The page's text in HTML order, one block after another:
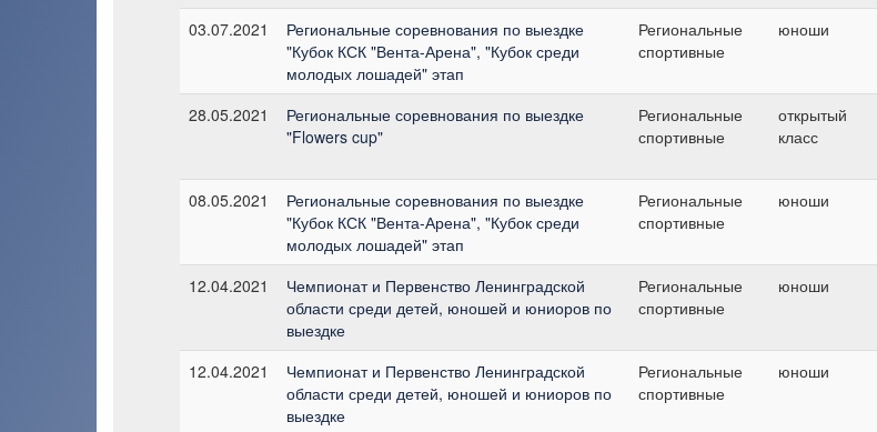
03.07.2021
Региональные соревнования по выездке
"Кубок КСК "Вента-Арена", "Кубок среди
молодых лошадей" этап
Региональные
спортивные
юноши
28.05.2021
Региональные соревнования по выездке
"Flowers cup"
Региональные
спортивные
открытый
класс
08.05.2021
Региональные соревнования по выездке
"Кубок КСК "Вента-Арена", "Кубок среди
молодых лошадей" этап
Региональные
спортивные
юноши
12.04.2021
Чемпионат и Первенство Ленинградской
области среди детей, юношей и юниоров по
выездке
Региональные
спортивные
юноши
12.04.2021
Чемпионат и Первенство Ленинградской
области среди детей, юношей и юниоров по
выездке
Региональные
спортивные
юноши